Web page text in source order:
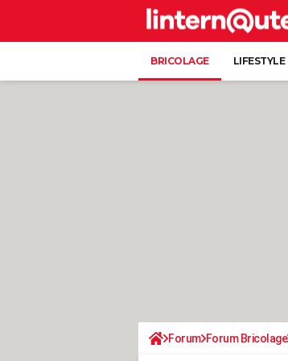
BRICOLAGE LIFESTYLE
Forum Forum Bricolage